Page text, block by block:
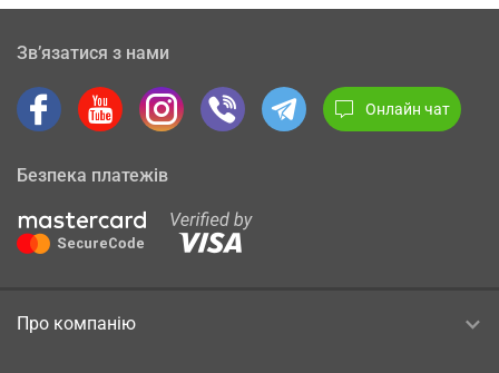
Зв’язатися з нами
Онлайн чат
Безпека платежів
Про компанію